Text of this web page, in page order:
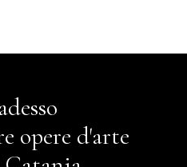
opere d'arte